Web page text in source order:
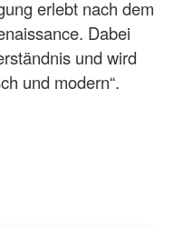
erlebt nach dem
Dabei
und wird
und modern“.